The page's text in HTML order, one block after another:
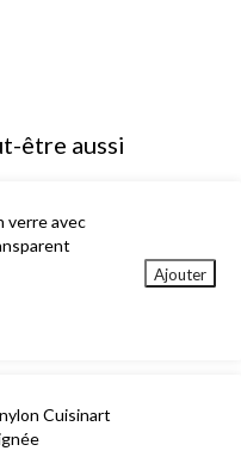
être aussi
verre avec
Ajouter
Cuisinart